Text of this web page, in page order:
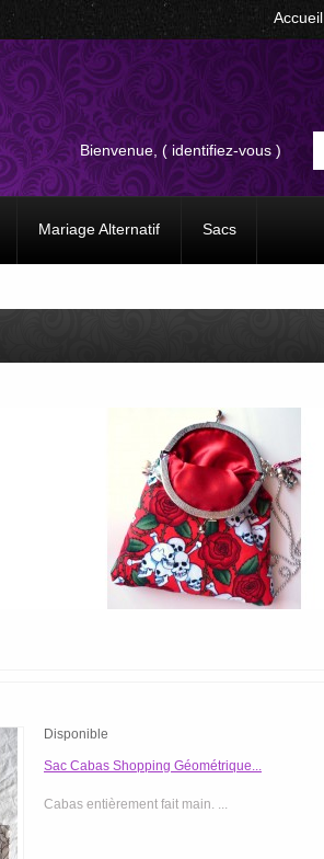
Accueil
Bienvenue, (identifiez-vous )
Mariage Alternatif Sacs
Disponible
Sac Cabas Shopping Géométrique...
Cabas entièrement fait main. ...